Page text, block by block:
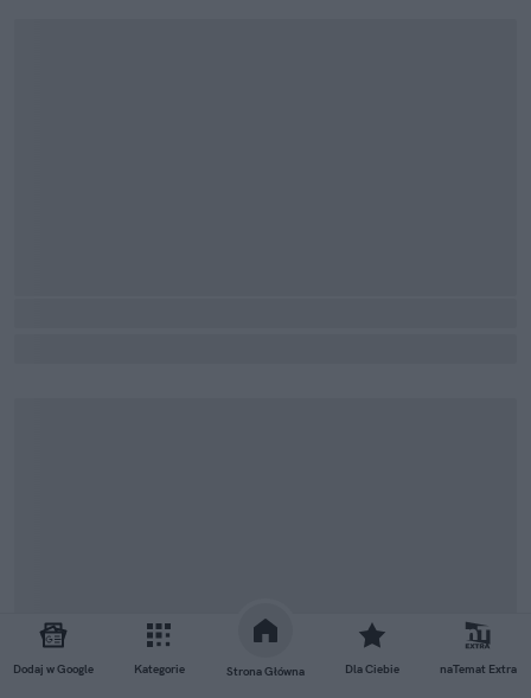
Dodaj w Google Kategorie Strona Główna Dla Ciebie naTemat Extra